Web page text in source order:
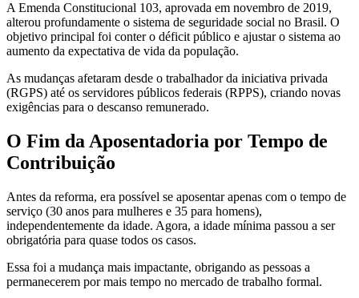
A Emenda Constitucional 103, aprovada em novembro de 2019,
alterou profundamente o sistema de seguridade social no Brasil. O
objetivo principal foi conter o déficit público e ajustar o sistema ao
aumento da expectativa de vida da população.
As mudanças afetaram desde o trabalhador da iniciativa privada
(RGPS) até os servidores públicos federais (RPPS), criando novas
exigências para o descanso remunerado.
O Fim da Aposentadoria por Tempo de
Contribuição
Antes da reforma, era possível se aposentar apenas com o tempo de
serviço (30 anos para mulheres e 35 para homens),
independentemente da idade. Agora, a idade mínima passou a ser
obrigatória para quase todos os casos.
Essa foi a mudança mais impactante, obrigando as pessoas a
permanecerem por mais tempo no mercado de trabalho formal.